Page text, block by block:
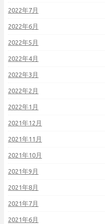
2022年7月
2022年6月
2022年5月
2022年4月
2022年3月
2022年2月
2022年1月
2021年12月
2021年11月
2021年10月
2021年9月
2021年8月
2021年7月
2021年6月